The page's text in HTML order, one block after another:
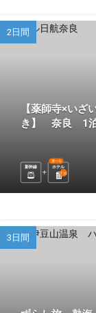
2日間
【薬師寺×いざ
き】 奈良 1
新幹線 ホテル
選べる
1 泊
3日間